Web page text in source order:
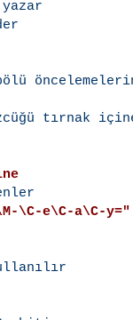
\C-e\C-a\C-y="